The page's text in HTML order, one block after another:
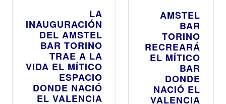
LA
INAUGURACIÓN
DEL AMSTEL
BAR TORINO
TRAE A LA
VIDA EL MÍTICO
ESPACIO
DONDE NACIÓ
EL VALENCIA
AMSTEL
BAR
TORINO
RECREARÁ
EL MÍTICO
BAR
DONDE
NACIÓ EL
VALENCIA